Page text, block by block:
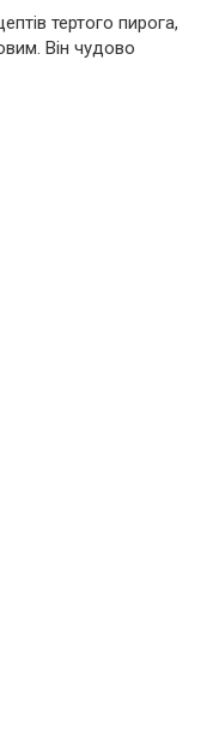
тертого пирога,
Він чудово